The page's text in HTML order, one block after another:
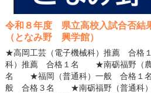
令和８年度 県立高校入試合否結
（となみ野 興学館）
★高岡工芸（電子機械科）推薦 合
科）推薦 合格１名 ★南砺福野（農
名 ★福岡（普通科）一般 合格１
般 合格３名 ★南砺福野（普通